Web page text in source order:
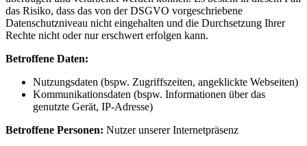
das Risiko, dass das von der DSGVO vorgeschriebene
Datenschutzniveau nicht eingehalten und die Durchsetzung Ihrer
Rechte nicht oder nur erschwert erfolgen kann.
Betroffene Daten:
Nutzungsdaten (bspw. Zugriffszeiten, angeklickte Webseiten)
Kommunikationsdaten (bspw. Informationen über das
genutzte Gerät, IP-Adresse)
Betroffene Personen: Nutzer unserer Internetpräsenz